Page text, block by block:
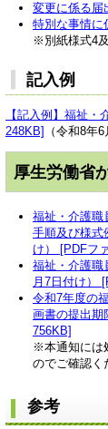
変更に係る届
特別な事情に
※別紙様式4
記入例
【記入例】福祉
248KB]
（令和8年
厚生労働省
福祉・介護職
手順及び様式
け ） [PDFフ
福祉・介護職
月7日付け）
令和7年度の
画書の提出期
756KB]
※本通知には
のでご確認く
参考